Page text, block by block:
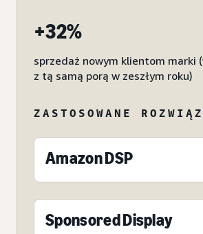
+32%
sprzedaż nowym klientom marki
z tą samą porą w zeszłym roku)
ZASTOSOWANE
Amazon DSP
Sponsored Display